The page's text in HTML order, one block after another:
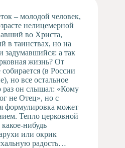
– молодой человек,
нелицемерной
во Христа,
в таинствах, но на
задумавшийся: а так
жизнь? От
(в России
но все остальное
раз он слышал: «Кому
не Отец», но с
формулировка может
Тепло церковной
нибудь
или окрик
радость…